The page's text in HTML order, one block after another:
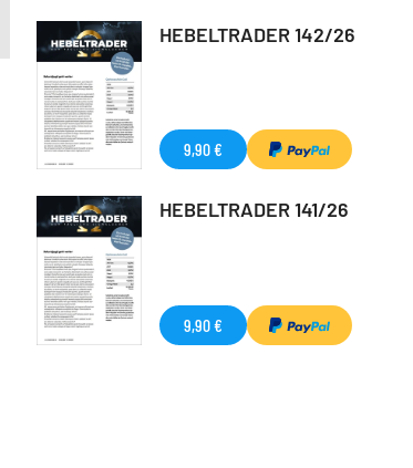
HEBELTRADER 142/26
9,90 €
HEBELTRADER 141/26
9,90 €